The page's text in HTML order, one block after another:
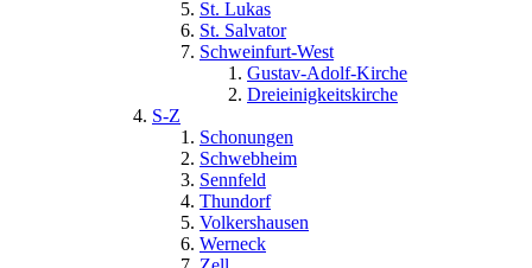
St. Lukas
St. Salvator
Schweinfurt-West
Gustav-Adolf-Kirche
Dreieinigkeitskirche
S-Z
Schonungen
Schwebheim
Sennfeld
Thundorf
Volkershausen
Werneck